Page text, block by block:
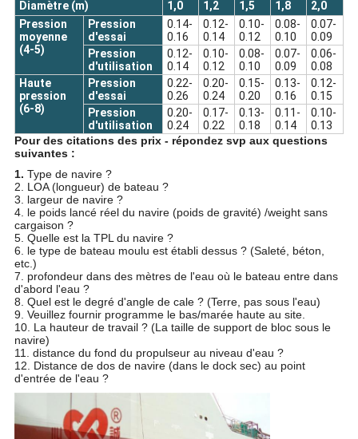
Diamètre (m) 1,0 1,2 1,5 1,8
2,0
Pression
moyenne
(4-5)
Pression
d'essai
0.14-
0.16
0.12-
0.14
0.10-
0.12
0.08-
0.10
0.07-
0.09
Pression
d'utilisation
0.12-
0.14
0.10-
0.12
0.08-
0.10
0.07-
0.09
0.06-
0.08
Haute
pression
(6-8)
Pression
d'essai
0.22-
0.26
0.20-
0.24
0.15-
0.20
0.13-
0.16
0.12-
0.15
Pression
d'utilisation
0.20-
0.24
0.17-
0.22
0.13-
0.18
0.11-
0.14
0.10-
0.13
Pour des citations des prix - répondez svp aux questions
suivantes :
1. Type de navire ?
2. LOA (longueur) de bateau ?
3. largeur de navire ?
4. le poids lancé réel du navire (poids de gravité) /weight sans
cargaison ?
5. Quelle est la TPL du navire ?
6. le type de bateau moulu est établi dessus ? (Saleté, béton,
etc.)
7. profondeur dans des mètres de l'eau où le bateau entre dans
d'abord l'eau ?
8. Quel est le degré d'angle de cale ? (Terre, pas sous l'eau)
9. Veuillez fournir programme le bas/marée haute au site.
10. La hauteur de travail ? (La taille de support de bloc sous le
navire)
11. distance du fond du propulseur au niveau d'eau ?
12. Distance de dos de navire (dans le dock sec) au point
d'entrée de l'eau ?